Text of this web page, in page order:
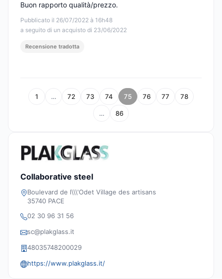
Pubblicato il 26/07/2022 à 16h48
a seguito di un acquisto di 23/06/2022
Buon rapporto qualità/prezzo.
Recensione tradotta
1 … 72 73 74 75 76 77 78
… 86
Collaborative steel
Boulevard de l\\\'Odet Village des artisans
35740 PACE
02 30 96 31 56
sc@plakglass.it
48035748200029
https://www.plakglass.it/